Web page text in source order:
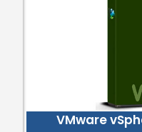
VMware